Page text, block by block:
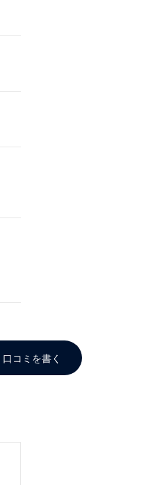
口コミを書く